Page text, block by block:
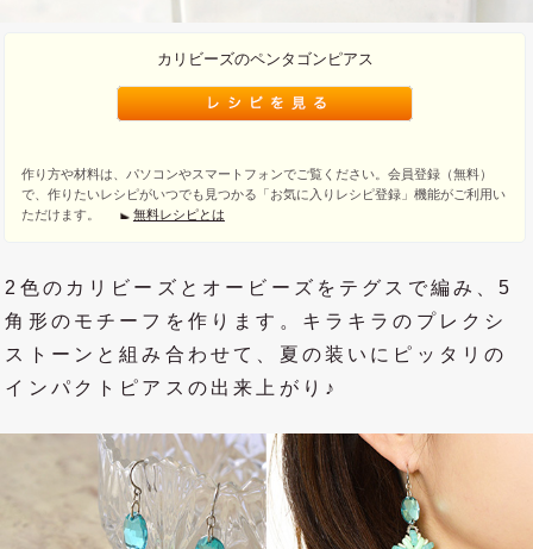
カリビーズのペンタゴンピアス
作り方や材料は、パソコンやスマートフォンでご覧ください。会員登録（無料）
で、作りたいレシピがいつでも見つかる「お気に入りレシピ登録」機能がご利用い
ただけます。
無料レシピとは
2色のカリビーズとオービーズをテグスで編み、5
角形のモチーフを作ります。キラキラのプレクシ
ストーンと組み合わせて、夏の装いにピッタリの
インパクトピアスの出来上がり♪